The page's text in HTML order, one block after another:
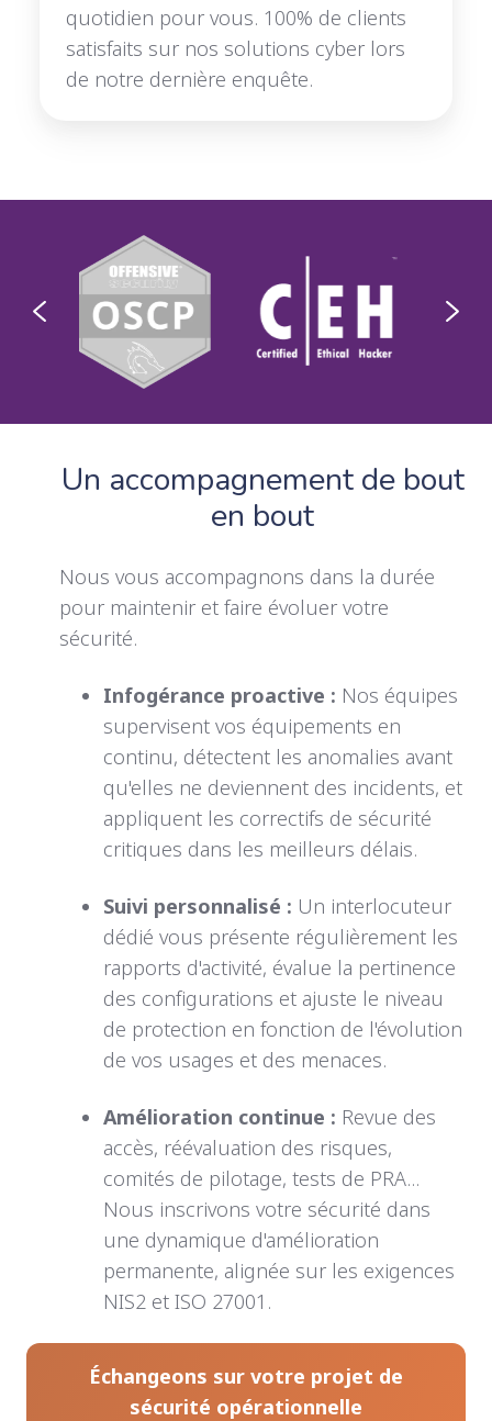
quotidien pour vous. 100% de clients
satisfaits sur nos solutions cyber lors
de notre dernière enquête.
Un accompagnement de bout
en bout
Nous vous accompagnons dans la durée
pour maintenir et faire évoluer votre
sécurité.
Infogérance proactive : Nos équipes
supervisent vos équipements en
continu, détectent les anomalies avant
qu'elles ne deviennent des incidents, et
appliquent les correctifs de sécurité
critiques dans les meilleurs délais.
Suivi personnalisé : Un interlocuteur
dédié vous présente régulièrement les
rapports d'activité, évalue la pertinence
des configurations et ajuste le niveau
de protection en fonction de l'évolution
de vos usages et des menaces.
Amélioration continue : Revue des
accès, réévaluation des risques,
comités de pilotage, tests de PRA...
Nous inscrivons votre sécurité dans
une dynamique d'amélioration
permanente, alignée sur les exigences
NIS2 et ISO 27001.
Échangeons sur votre projet de
sécurité opérationnelle